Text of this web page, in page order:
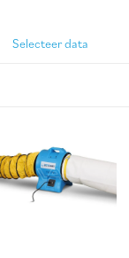
Selecteer data